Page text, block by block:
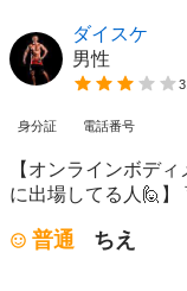
ダイスケ
男性
身分証 電話番号
【オンラインボデ
に出場してる人🙋】
普通 ちえ